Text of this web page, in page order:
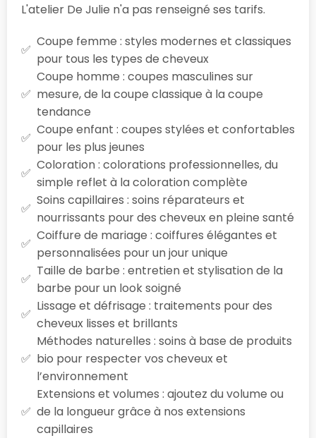
L'atelier De Julie n'a pas renseigné ses tarifs.
Coupe femme : styles modernes et classiques
pour tous les types de cheveux
Coupe homme : coupes masculines sur
mesure, de la coupe classique à la coupe
tendance
Coupe enfant : coupes stylées et confortables
pour les plus jeunes
Coloration : colorations professionnelles, du
simple reflet à la coloration complète
Soins capillaires : soins réparateurs et
nourrissants pour des cheveux en pleine santé
Coiffure de mariage : coiffures élégantes et
personnalisées pour un jour unique
Taille de barbe : entretien et stylisation de la
barbe pour un look soigné
Lissage et défrisage : traitements pour des
cheveux lisses et brillants
Méthodes naturelles : soins à base de produits
bio pour respecter vos cheveux et
l’environnement
Extensions et volumes : ajoutez du volume ou
de la longueur grâce à nos extensions
capillaires